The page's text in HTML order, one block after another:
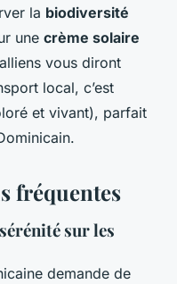
la biodiversité
une crème solaire
vous diront
local, c’est
et vivant), parfait
fréquentes
sur les
demande de